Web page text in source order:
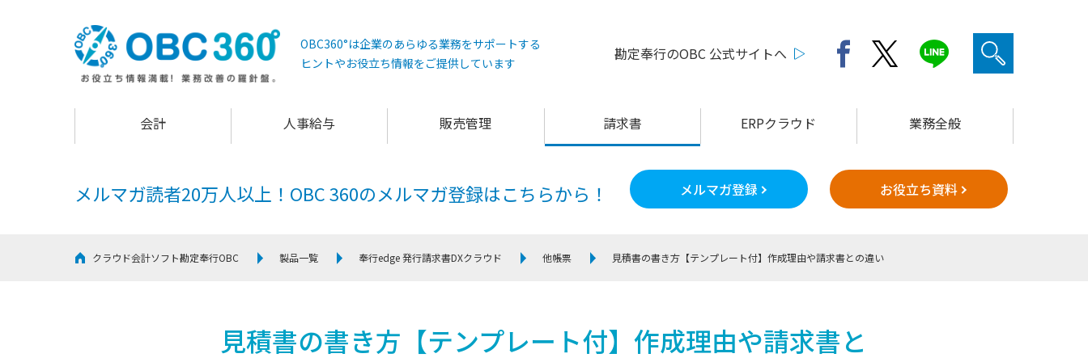
OBC360°は企業のあらゆる業務をサポートする
ヒントやお役立ち情報をご提供しています
勘定奉行のOBC 公式サイトへ
会計 人事給与 販売管理 請求書 ERPクラウド 業務全般
メルマガ読者20万人以上！ OBC 360のメルマガ登録はこちらから！ メルマガ登録 お役立ち資料
クラウド会計ソフト勘定奉行OBC 製品一覧 奉行edge 発行請求書DXクラウド 他帳票 見積書の書き方【テンプレート付】作成理由や請求書との違い
見積書の書き方【テンプレート付】作成理由や請求書と